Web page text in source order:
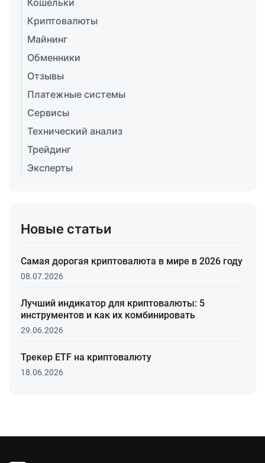
Кошельки
Криптовалюты
Майнинг
Обменники
Отзывы
Платежные системы
Сервисы
Технический анализ
Трейдинг
Эксперты
Новые статьи
Самая дорогая криптовалюта в мире в 2026 году
08.07.2026
Лучший индикатор для криптовалюты: 5
инструментов и как их комбинировать
29.06.2026
Трекер ETF на криптовалюту
18.06.2026